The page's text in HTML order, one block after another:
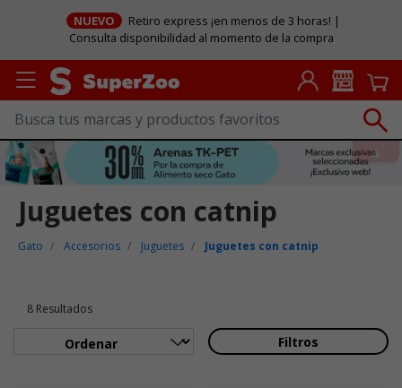
NUEVO
Retiro express ¡en menos de 3 horas! |
Consulta disponibilidad al momento de la compra
Juguetes con catnip
Gato Accesorios Juguetes Juguetes con catnip
8 Resultados
Filtros